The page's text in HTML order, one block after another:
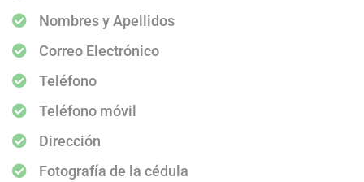
Nombres y Apellidos
Correo Electrónico
Teléfono
Teléfono móvil
Dirección
Fotografía de la cédula